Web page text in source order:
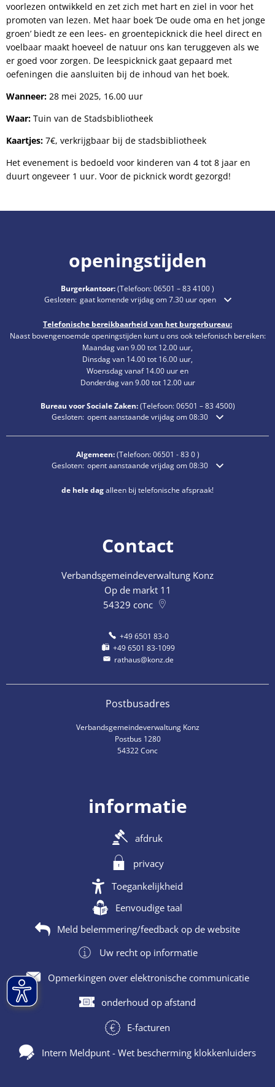
voorlezen ontwikkeld en zet zich met hart en ziel in voor het
promoten van lezen. Met haar boek ‘De oude oma en het jonge
groen’ biedt ze een lees- en groentepicknick die heel direct en
voelbaar maakt hoeveel de natuur ons kan teruggeven als we
er goed voor zorgen. De leespicknick gaat gepaard met
oefeningen die aansluiten bij de inhoud van het boek.
Wanneer: 28 mei 2025, 16.00 uur
Waar: Tuin van de Stadsbibliotheek
Kaartjes: 7€, verkrijgbaar bij de stadsbibliotheek
Het evenement is bedoeld voor kinderen van 4 tot 8 jaar en
duurt ongeveer 1 uur. Voor de picknick wordt gezorgd!
openingstijden
Burgerkantoor:(Telefoon:06501 – 83 4100)
Klik om extra openings- of sluitingstijden te verbergen
Gesloten: gaat komende vrijdag om 7.30 uur open
Telefonische bereikbaarheid van het burgerbureau:
Naast bovengenoemde openingstijden kunt u ons ook telefonisch bereiken:
Maandag van 9.00 tot 12.00 uur,
Dinsdag van 14.00 tot 16.00 uur,
Woensdag vanaf 14.00 uur en
Donderdag van 9.00 tot 12.00 uur
Bureau voor Sociale Zaken:(Telefoon:06501 – 834500)
Klik om extra openings- of sluitingstijden te verbergen
Gesloten: opent aanstaande vrijdag om 08:30
Algemeen:(Telefoon:06501 - 83 0)
Klik om extra openings- of sluitingstijden te verbergen
Gesloten: opent aanstaande vrijdag om 08:30
de hele dagalleen bij telefonische afspraak!
Contact
Verbandsgemeindeverwaltung Konz
Op de markt 11
54329 conc
+49 6501 83-0
+49 6501 83-1099
rathaus@konz.de
Postbusadres
Verbandsgemeindeverwaltung Konz
Postbus 1280
54322 Conc
informatie
afdruk
privacy
Toegankelijkheid
Eenvoudige taal
Meld belemmering/feedback op de website
Uw recht op informatie
Opmerkingen over elektronische communicatie
onderhoud op afstand
E-facturen
Intern Meldpunt - Wet bescherming klokkenluiders